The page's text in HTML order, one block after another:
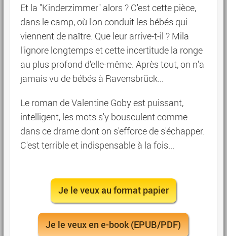
Et la "Kinderzimmer" alors ? C'est cette pièce,
dans le camp, où l'on conduit les bébés qui
viennent de naître. Que leur arrive-t-il ? Mila
l'ignore longtemps et cette incertitude la ronge
au plus profond d'elle-même. Après tout, on n'a
jamais vu de bébés à Ravensbrück...
Le roman de Valentine Goby est puissant,
intelligent, les mots s'y bousculent comme
dans ce drame dont on s'efforce de s'échapper.
C'est terrible et indispensable à la fois...
Je le veux au format papier
Je le veux en e-book (EPUB/PDF)